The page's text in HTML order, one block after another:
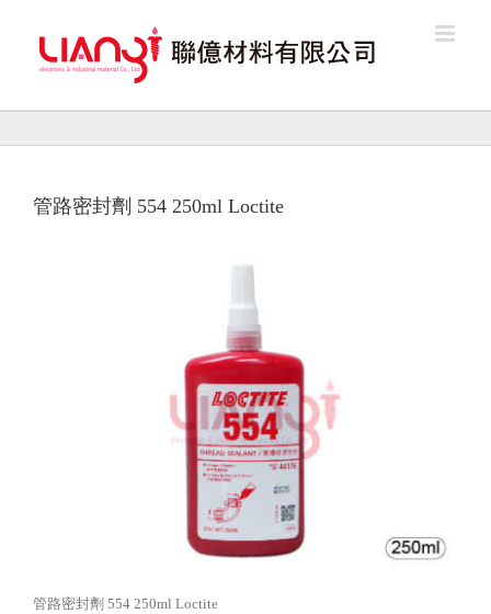
content
管路密封劑 554 250ml Loctite
管路密封劑 554 250ml Loctite